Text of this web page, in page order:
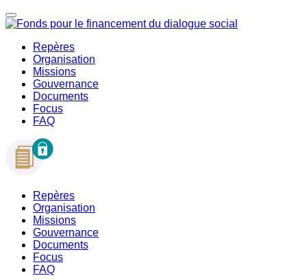
Repères
Organisation
Missions
Gouvernance
Documents
Focus
FAQ
Repères
Organisation
Missions
Gouvernance
Documents
Focus
FAQ